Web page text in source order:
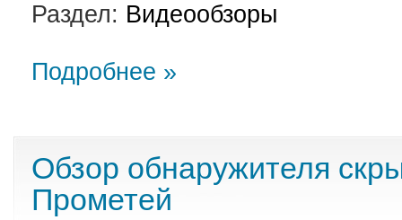
Раздел: Видеообзоры
Подробнее »
Обзор обнаружителя
Прометей